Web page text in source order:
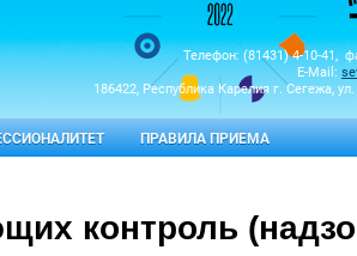
Телефон: (81431) 4-10-41,
E-Mail:
186422, Республика Карелия г. Сегежа,
ПРАВИЛА ПРИЕМА
контроль